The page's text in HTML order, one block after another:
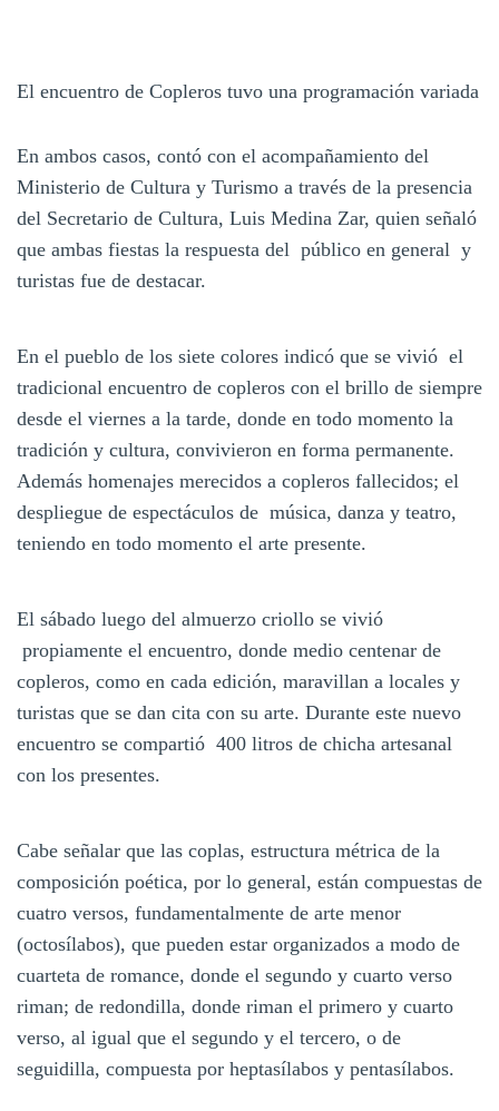
El encuentro de Copleros tuvo una programación variada
En ambos casos, contó con el acompañamiento del
Ministerio de Cultura y Turismo a través de la presencia
del Secretario de Cultura, Luis Medina Zar, quien señaló
que ambas fiestas la respuesta del público en general y
turistas fue de destacar.
En el pueblo de los siete colores indicó que se vivió el
tradicional encuentro de copleros con el brillo de siempre
desde el viernes a la tarde, donde en todo momento la
tradición y cultura, convivieron en forma permanente.
Además homenajes merecidos a copleros fallecidos; el
despliegue de espectáculos de música, danza y teatro,
teniendo en todo momento el arte presente.
El sábado luego del almuerzo criollo se vivió
propiamente el encuentro, donde medio centenar de
copleros, como en cada edición, maravillan a locales y
turistas que se dan cita con su arte. Durante este nuevo
encuentro se compartió 400 litros de chicha artesanal
con los presentes.
Cabe señalar que las coplas, estructura métrica de la
composición poética, por lo general, están compuestas de
cuatro versos, fundamentalmente de arte menor
(octosílabos), que pueden estar organizados a modo de
cuarteta de romance, donde el segundo y cuarto verso
riman; de redondilla, donde riman el primero y cuarto
verso, al igual que el segundo y el tercero, o de
seguidilla, compuesta por heptasílabos y pentasílabos.